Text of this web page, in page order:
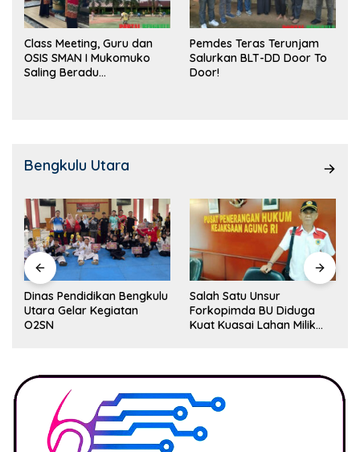
Class Meeting, Guru dan
OSIS SMAN I Mukomuko
Saling Beradu
Pemdes Teras Terunjam
Salurkan BLT-DD Door To
Door!
Bengkulu Utara
Dinas Pendidikan Bengkulu
Utara Gelar Kegiatan
O2SN
Salah Satu Unsur
Forkopimda BU Diduga
Kuat Kuasai Lahan Milik